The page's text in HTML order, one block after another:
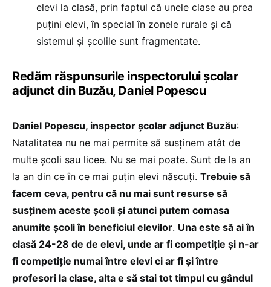
elevi la clasă, prin faptul că unele clase au prea
puțini elevi, în special în zonele rurale și că
sistemul și școlile sunt fragmentate.
Redăm răspunsurile inspectorului școlar
adjunct din Buzău, Daniel Popescu
Daniel Popescu, inspector școlar adjunct Buzău:
Natalitatea nu ne mai permite să susținem atât de
multe școli sau licee. Nu se mai poate. Sunt de la an
la an din ce în ce mai puțin elevi născuți. Trebuie să
facem ceva, pentru că nu mai sunt resurse să
susținem aceste școli și atunci putem comasa
anumite școli în beneficiul elevilor. Una este să ai în
clasă 24-28 de de elevi, unde ar fi competiție și n-ar
fi competiție numai între elevi ci ar fi și între
profesori la clase, alta e să stai tot timpul cu gândul